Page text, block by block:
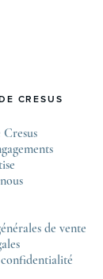
CRESUS
de vente